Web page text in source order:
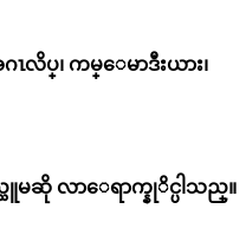
ၤလိပ္၊ ကမ္ေမာဒီးယား၊
သူမဆို လာေရာက္နုိင္ပါသည္။